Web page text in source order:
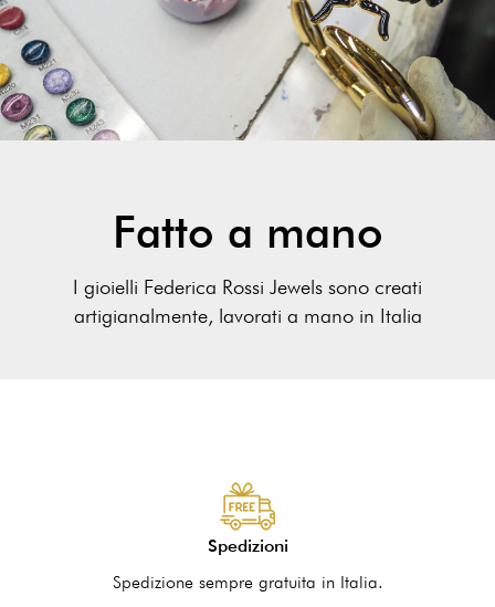
Fatto a mano
I gioielli Federica Rossi Jewels sono creati
artigianalmente, lavorati a mano in Italia
Spedizioni
Spedizione sempre gratuita in Italia.